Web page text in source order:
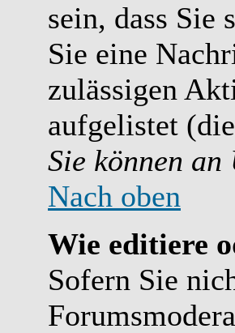
sein, dass Sie
Sie eine
zulässigen
aufgelistet
Sie können
Nach oben
Wie editiere
Sofern Sie